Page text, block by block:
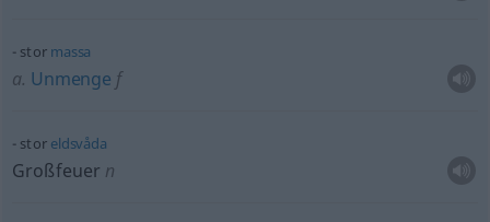
stor massa
a. Unmenge f
stor eldsvåda
Großfeuer n